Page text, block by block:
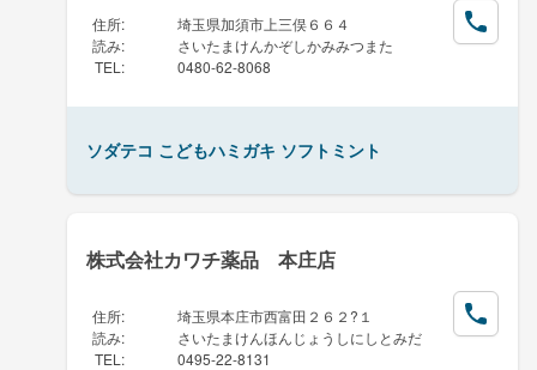
住所:
埼玉県加須市上三俣６６４
読み:
さいたまけんかぞしかみみつまた
TEL : 0480-62-8068
ソダテコ こどもハミガキ ソフトミント
株式会社カワチ薬品 本庄店
住所:
埼玉県本庄市西富田２６２?１
読み:
さいたまけんほんじょうしにしとみだ
TEL : 0495-22-8131